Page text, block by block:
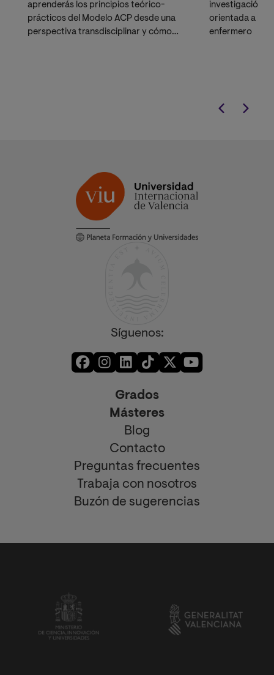
aprenderás los principios teórico-
prácticos del Modelo ACP desde una
perspectiva transdisciplinar y cómo
investigación
orientada a la
enfermero
Síguenos:
Grados
Másteres
Blog
Contacto
Preguntas frecuentes
Trabaja con nosotros
Buzón de sugerencias